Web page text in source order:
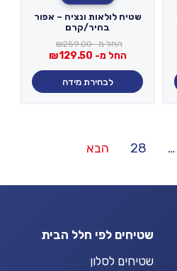
שטיח לולאות ונציה – אפור
בהיר/קרם
החל מ- ₪259.00
החל מ- ₪129.50
לבחירת מידה
…
28 הבא
שטיחים לפי חלל הבית
שטיחים לסלון